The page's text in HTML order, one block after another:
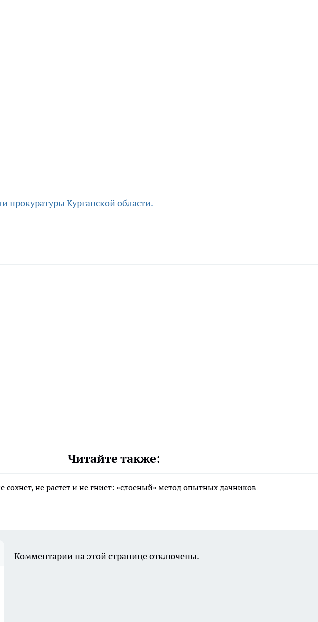
прокуратуры Курганской области.
Читайте также:
не растет и не гниет: «слоеный» метод опытных дачников
Комментарии на этой странице отключены.